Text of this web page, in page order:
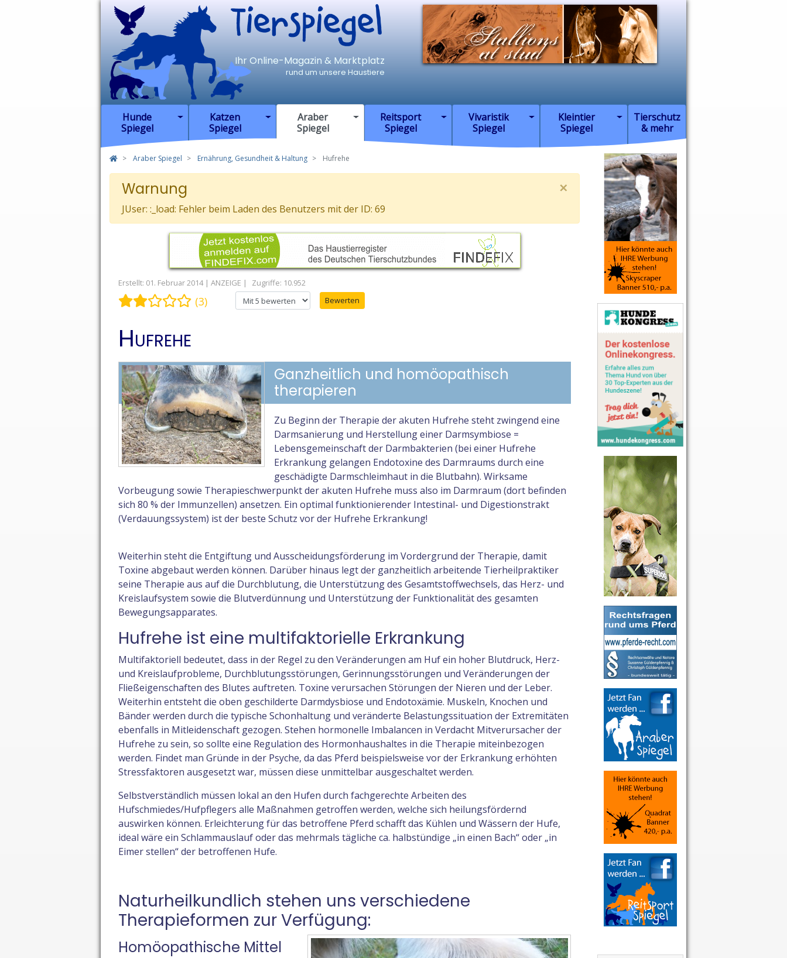
TierSpiegel
Ihr Online-Magazin & Marktplatz
rund um unsere Haustiere
Hunde
Spiegel
Katzen
Spiegel
Araber
Spiegel
Reitsport
Spiegel
Vivaristik
Spiegel
Kleintier
Spiegel
Tierschutz
& mehr
Araber Spiegel Ernährung, Gesundheit & Haltung Hufrehe
Warnung
JUser: :_load: Fehler beim Laden des Benutzers mit der ID: 69
×
Erstellt: 01. Februar 2014 Zugriffe: 10.952
Bewertung:2/5 (3)Bitte bewerten
Hufrehe
Ganzheitlich und homöopathisch
therapieren
Zu Beginn der Therapie der akuten Hufrehe steht zwingend eine
Darmsanierung und Herstellung einer Darmsymbiose =
Lebensgemeinschaft der Darmbakterien (bei einer Hufrehe
Erkrankung gelangen Endotoxine des Darmraums durch eine
geschädigte Darmschleimhaut in die Blutbahn). Wirksame
Vorbeugung sowie Therapieschwerpunkt der akuten Hufrehe muss also im Darmraum (dort befinden
sich 80 % der Immunzellen) ansetzen. Ein optimal funktionierender Intestinal- und Digestionstrakt
(Verdauungssystem) ist der beste Schutz vor der Hufrehe Erkrankung!
Weiterhin steht die Entgiftung und Ausscheidungsförderung im Vordergrund der Therapie, damit
Toxine abgebaut werden können. Darüber hinaus legt der ganzheitlich arbeitende Tierheilpraktiker
seine Therapie aus auf die Durchblutung, die Unterstützung des Gesamtstoffwechsels, das Herz- und
Kreislaufsystem sowie die Blutverdünnung und Unterstützung der Funktionalität des gesamten
Bewegungsapparates.
Hufrehe ist eine multifaktorielle Erkrankung
Multifaktoriell bedeutet, dass in der Regel zu den Veränderungen am Huf ein hoher Blutdruck, Herz-
und Kreislaufprobleme, Durchblutungsstörungen, Gerinnungsstörungen und Veränderungen der
Fließeigenschaften des Blutes auftreten. Toxine verursachen Störungen der Nieren und der Leber.
Weiterhin entsteht die oben geschilderte Darmdysbiose und Endotoxämie. Muskeln, Knochen und
Bänder werden durch die typische Schonhaltung und veränderte Belastungssituation der Extremitäten
ebenfalls in Mitleidenschaft gezogen. Stehen hormonelle Imbalancen in Verdacht Mitverursacher der
Hufrehe zu sein, so sollte eine Regulation des Hormonhaushaltes in die Therapie miteinbezogen
werden. Findet man Gründe in der Psyche, da das Pferd beispielsweise vor der Erkrankung erhöhten
Stressfaktoren ausgesetzt war, müssen diese unmittelbar ausgeschaltet werden.
Selbstverständlich müssen lokal an den Hufen durch fachgerechte Arbeiten des
Hufschmiedes/Hufpflegers alle Maßnahmen getroffen werden, welche sich heilungsfördernd
auswirken können. Erleichterung für das betroffene Pferd schafft das Kühlen und Wässern der Hufe,
ideal wäre ein Schlammauslauf oder das mehrmals tägliche ca. halbstündige „in einen Bach“ oder „in
Eimer stellen“ der betroffenen Hufe.
Naturheilkundlich stehen uns verschiedene
Therapieformen zur Verfügung:
Homöopathische Mittel